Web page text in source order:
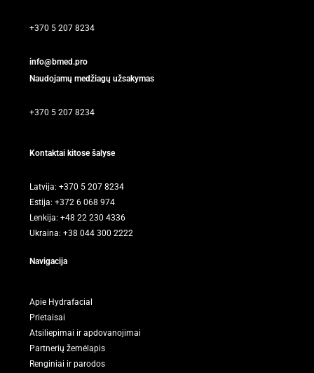
+370 5 207 8234
info@bmed.pro
Naudojamų medžiagų užsakymas
+370 5 207 8234
Kontaktai kitose šalyse
Latvija: +370 5 207 8234
Estija: +372 6 068 974
Lenkija: +48 22 230 4336
Ukraina: +38 044 300 2222
Navigacija
Apie Hydrafacial
Prietaisai
Atsiliepimai ir apdovanojimai
Partnerių žemėlapis
Renginiai ir parodos